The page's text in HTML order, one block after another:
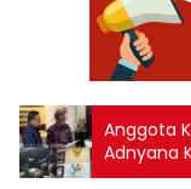
Anggota
Adnyana
Guna